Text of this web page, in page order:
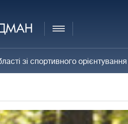
зі спортивного